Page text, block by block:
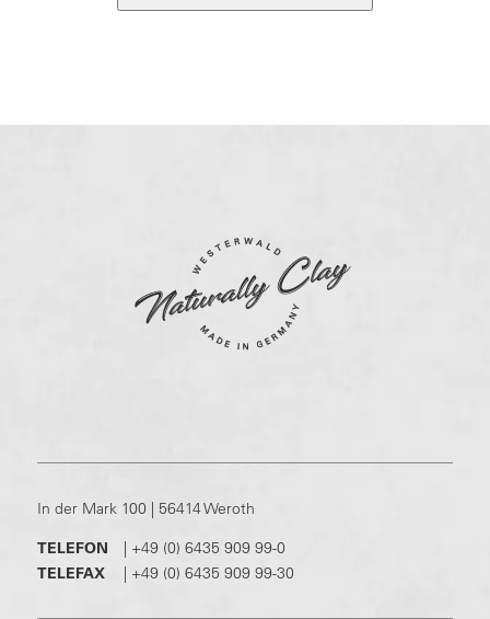
In der Mark 100 | 56414 Weroth
TELEFON
| +49 (0) 6435 909 99-0
TELEFAX
| +49 (0) 6435 909 99-30